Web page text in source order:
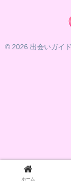
© 2026 出会いガイ
ホーム